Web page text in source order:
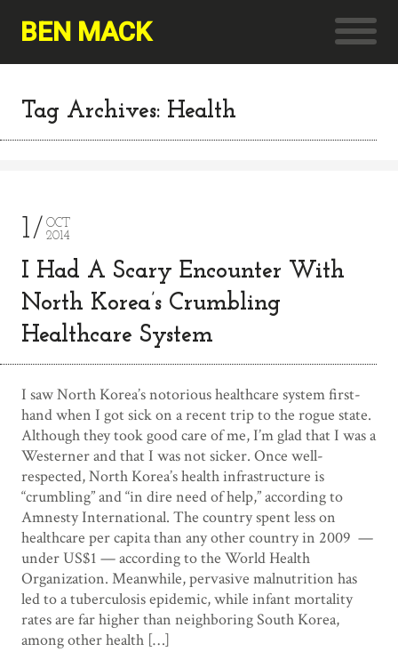
BEN MACK
Tag Archives: Health
1
OCT
2014
I Had A Scary Encounter With
North Korea’s Crumbling
Healthcare System
I saw North Korea’s notorious healthcare system first-
hand when I got sick on a recent trip to the rogue state.
Although they took good care of me, I’m glad that I was a
Westerner and that I was not sicker. Once well-
respected, North Korea’s health infrastructure is
“crumbling” and “in dire need of help,” according to
Amnesty International. The country spent less on
healthcare per capita than any other country in 2009 —
under US$1 — according to the World Health
Organization. Meanwhile, pervasive malnutrition has
led to a tuberculosis epidemic, while infant mortality
rates are far higher than neighboring South Korea,
among other health […]